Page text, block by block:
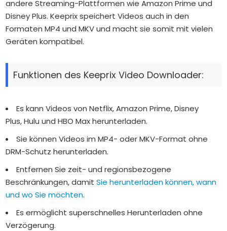
andere Streaming-Plattformen wie Amazon Prime und
Disney Plus. Keeprix speichert Videos auch in den
Formaten MP4 und MKV und macht sie somit mit vielen
Geräten kompatibel.
Funktionen des Keeprix Video Downloader:
Es kann Videos von Netflix, Amazon Prime, Disney
Plus, Hulu und HBO Max herunterladen.
Sie können Videos im MP4- oder MKV-Format ohne
DRM-Schutz herunterladen.
Entfernen Sie zeit- und regionsbezogene
Beschränkungen, damitSie herunterladen können, wann
und wo Sie möchten.
Es ermöglicht superschnelles Herunterladen ohne
Verzögerung.